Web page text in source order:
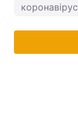
коронавірус